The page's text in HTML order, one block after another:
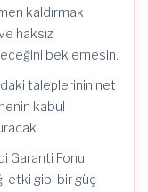
kaldırmak
haksız
beklemesin.
taleplerinin net
kabul
Garanti Fonu
etki gibi bir güç